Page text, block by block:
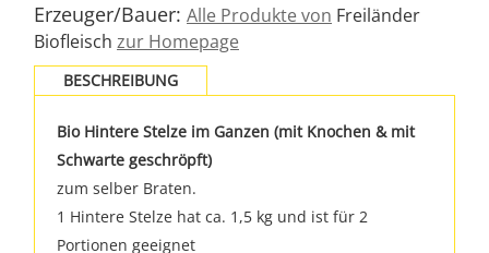
Erzeuger/Bauer: Alle Produkte von Freiländer
Biofleisch zur Homepage
BESCHREIBUNG
Bio Hintere Stelze im Ganzen (mit Knochen & mit
Schwarte geschröpft)
zum selber Braten.
1 Hintere Stelze hat ca. 1,5 kg und ist für 2
Portionen geeignet